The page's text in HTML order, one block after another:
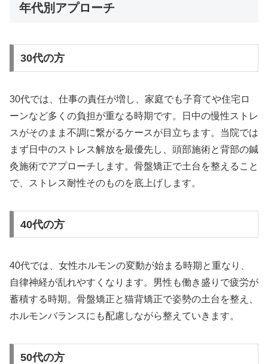
年代別アプローチ
30代の方
30代では、仕事の責任が増し、家庭でも子育てや住宅ロ
ーンなど多くの負担が重なる時期です。日中の慢性ストレ
スがそのまま不調に繋がるケースが目立ちます。当院では
まず日中のストレス解放を最優先し、頭部施術と背部の鍼
灸施術でアプローチします。骨盤矯正で土台を整えること
で、ストレス耐性そのものを底上げします。
40代の方
40代では、女性ホルモンの変動が始まる時期と重なり、
自律神経が乱れやすくなります。男性も働き盛りで疲労が
蓄積する時期。骨盤矯正と猫背矯正で姿勢の土台を整え、
ホルモンバランスにも配慮しながら整えていきます。
50代の方